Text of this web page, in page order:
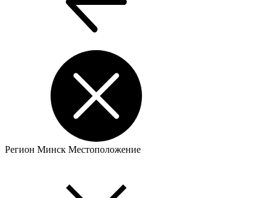
Регион Минск Местоположение